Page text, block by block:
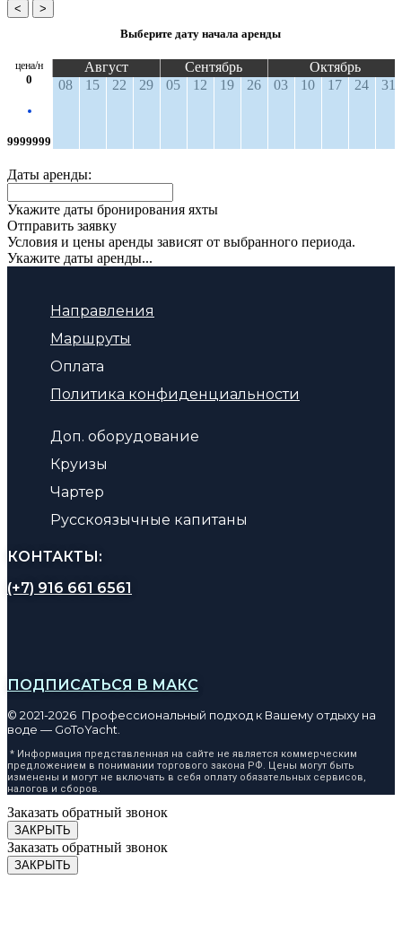
<
>
Выберите дату начала аренды
цена/н
0
9999999
Август Сентябрь
Октябрь
08
15 22 29 05 12 19 26 03 10 17 24 31
Даты аренды:
Укажите даты бронирования яхты
Отправить заявку
Условия и цены аренды зависят от выбранного периода.
Укажите даты аренды...
Направления
Маршруты
Оплата
Политика конфиденциальности
Доп. оборудование
Круизы
Чартер
Русскоязычные капитаны
КОНТАКТЫ:
(+7) 916 661 6561
ПОДПИСАТЬСЯ В МАКС
© 2021-2026 Профессиональный подход к Вашему отдыху на
воде — GoToYacht.
* Информация представленная на сайте не является коммерческим
предложением в понимании торгового закона РФ. Цены могут быть
изменены и могут не включать в себя оплату обязательных сервисов,
налогов и сборов.
Заказать обратный звонок
ЗАКРЫТЬ
Заказать обратный звонок
ЗАКРЫТЬ